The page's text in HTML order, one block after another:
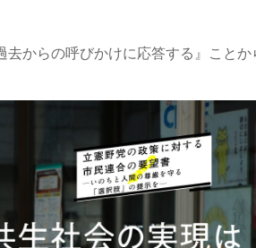
からの呼びかけに応答する』ことか